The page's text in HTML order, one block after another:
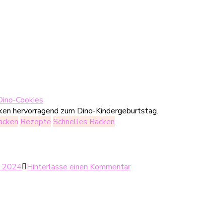
Cookies
Rezepte Schnelles Backen
2024 Hinterlasse einen Kommentarzu